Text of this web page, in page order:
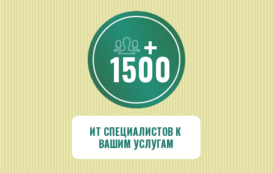
ИТ СПЕЦИАЛИСТОВ К
ВАШИМ УСЛУГАМ
1500
+